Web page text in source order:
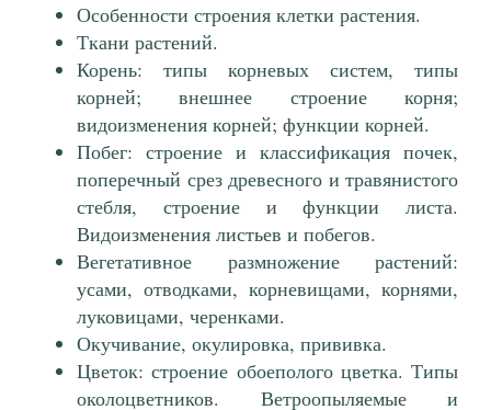
Особенности строения клетки растения.
Ткани растений.
Корень: типы корневых систем, типы
корней; внешнее строение корня;
видоизменения корней; функции корней.
Побег: строение и классификация почек,
поперечный срез древесного и травянистого
стебля, строение и функции листа.
Видоизменения листьев и побегов.
Вегетативное размножение растений:
усами, отводками, корневищами, корнями,
луковицами, черенками.
Окучивание, окулировка, прививка.
Цветок: строение обоеполого цветка. Типы
околоцветников. Ветроопыляемые и